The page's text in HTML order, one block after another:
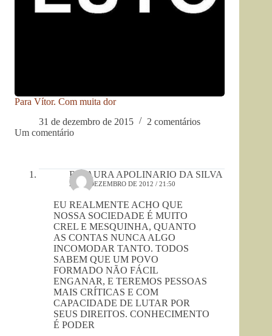
Para Vítor. Com muita dor
31 de dezembro de 2015
2 comentários
Um comentário
RINAURA APOLINARIO DA SILVA
25 DE DEZEMBRO DE 2012 / 21:50
EU REALMENTE ACHO QUE
NOSSA SOCIEDADE É MUITO
CREL E MESQUINHA, QUANTO
AS CONTAS NUNCA ALGO
INCOMODAR TANTO. TODOS
SABEM QUE UM POVO
FORMADO NÃO FÁCIL
ENGANAR, E TEREMOS PESSOAS
MAIS CRÍTICAS E COM
CAPACIDADE DE LUTAR POR
SEUS DIREITOS. CONHECIMENTO
É PODER